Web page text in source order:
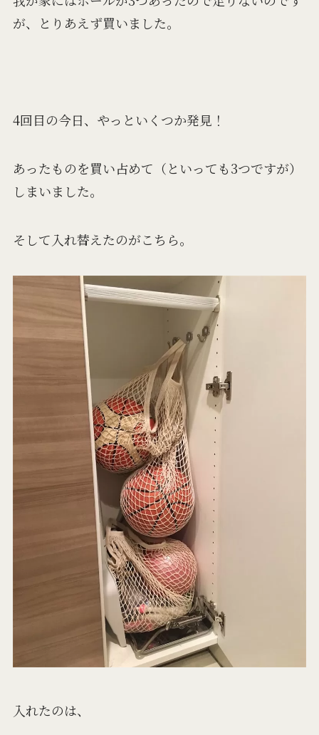
が、とりあえず買いました。
4回目の今日、やっといくつか発見！
あったものを買い占めて（といっても3つですが）
しまいました。
そして入れ替えたのがこちら。
入れたのは、